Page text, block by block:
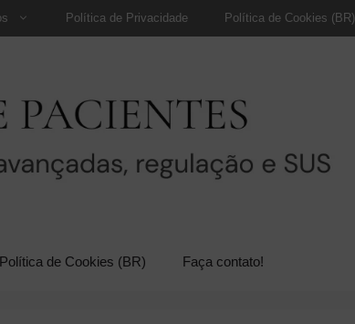
Política de Privacidade Política de Cookies (BR)
Política de Cookies (BR) Faça contato!